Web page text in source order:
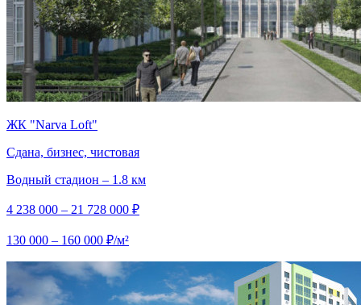
ЖК "Narva Loft"
Сдана, бизнес, чистовая
Водный стадион – 1.8 км
4 238 000 – 21 728 000 ₽
130 000 – 160 000 ₽/м²